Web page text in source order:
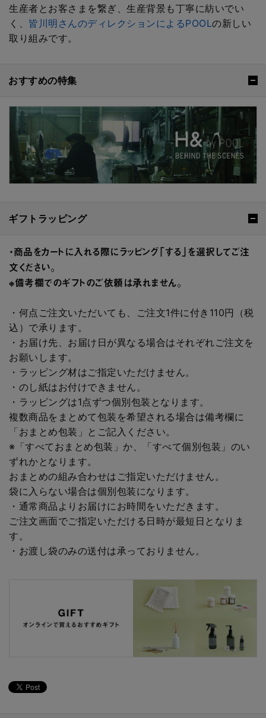
生産者とお客さまを繋ぎ、生産背景も丁寧に紡いでい
く、 皆川明さんのディレクションによるPOOLの新しい
取り組みです。
おすすめの特集
ギフトラッピング
・商品をカートに入れる際にラッピング「する」を選択してご注
文ください。
※備考欄でのギフトのご依頼は承れません。
・何点ご注文いただいても、ご注文1件に付き110円（税
込）で承ります。
・お届け先、お届け日が異なる場合はそれぞれご注文を
お願いします。
・ラッピング材はご指定いただけません。
・のし紙はお付けできません。
・ラッピングは1点ずつ個別包装となります。
複数商品をまとめて包装を希望される場合は備考欄に
「おまとめ包装」とご記入ください。
※「すべておまとめ包装」か、「すべて個別包装」のい
ずれかとなります。
おまとめの組み合わせはご指定いただけません。
袋に入らない場合は個別包装になります。
・通常商品よりお届けにお時間をいただきます。
ご注文画面でご指定いただける日時が最短日となりま
す。
・お渡し袋のみの送付は承っておりません。